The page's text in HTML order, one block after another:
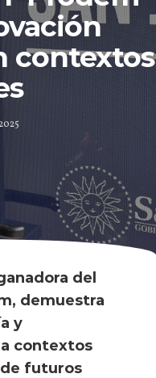
contextos
del
demuestra
y
contextos
de futuros